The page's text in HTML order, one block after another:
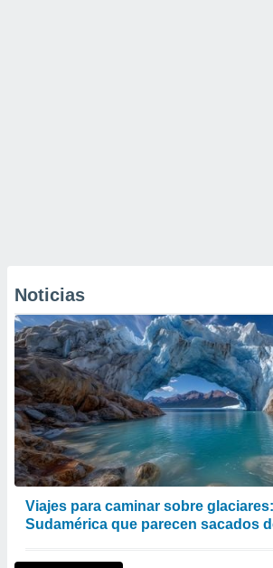
Noticias
Viajes para caminar sobre
Sudamérica que parecen sacados